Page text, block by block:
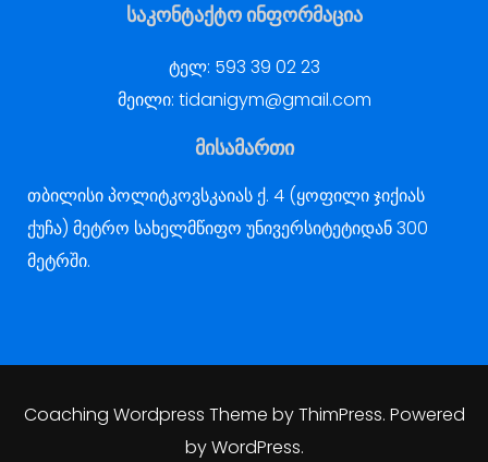
საკონტაქტო ინფორმაცია
ტელ: 593 39 02 23
მეილი: tidanigym@gmail.com
მისამართი
თბილისი პოლიტკოვსკაიას ქ. 4 (ყოფილი ჯიქიას
ქუჩა) მეტრო სახელმწიფო უნივერსიტეტიდან 300
მეტრში.
Coaching Wordpress Theme byThimPress. Powered
by WordPress.